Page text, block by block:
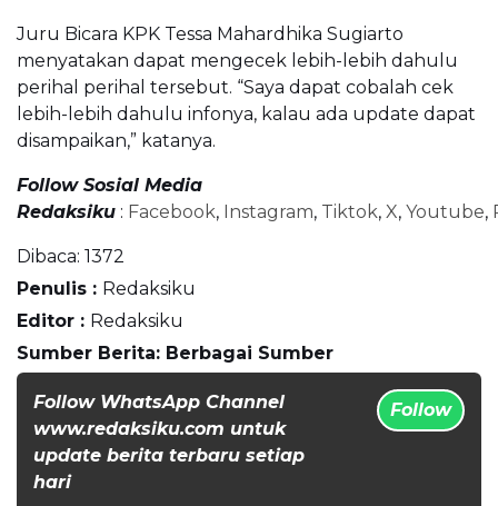
Juru Bicara KPK Tessa Mahardhika Sugiarto
menyatakan dapat mengecek lebih-lebih dahulu
perihal perihal tersebut. “Saya dapat cobalah cek
lebih-lebih dahulu infonya, kalau ada update dapat
disampaikan,” katanya.
Follow Sosial Media
Redaksiku : Facebook, Instagram, Tiktok, X, Youtube,
Dibaca: 1372
Penulis : Redaksiku
Editor : Redaksiku
Sumber Berita: Berbagai Sumber
Follow WhatsApp Channel
www.redaksiku.com untuk
update berita terbaru setiap
hari
Follow